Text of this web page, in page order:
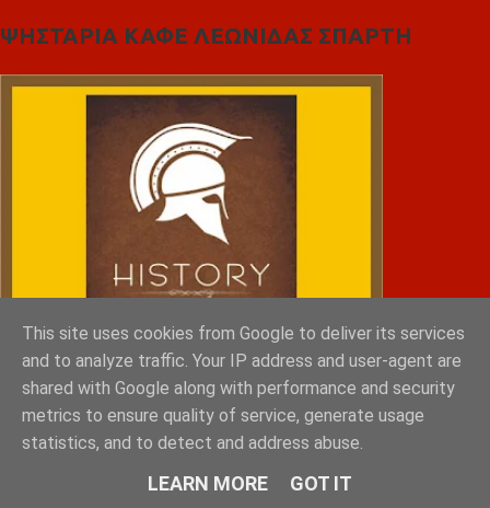
ΨΗΣΤΑΡΙΑ ΚΑΦΕ ΛΕΩΝΙΔΑΣ ΣΠΑΡΤΗ
This site uses cookies from Google to deliver its services
and to analyze traffic. Your IP address and user-agent are
shared with Google along with performance and security
metrics to ensure quality of service, generate usage
statistics, and to detect and address abuse.
LEARN MORE GOT IT